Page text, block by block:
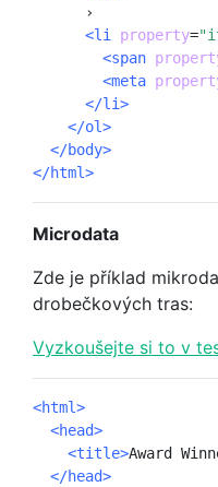
›
<li
property=
<span
<meta
</li>
</ol>
</body>
</html>
Microdata
Zde je příklad
drobečkových tras:
Vyzkoušejte si to v
<html>
<head>
<title>Award
</head>